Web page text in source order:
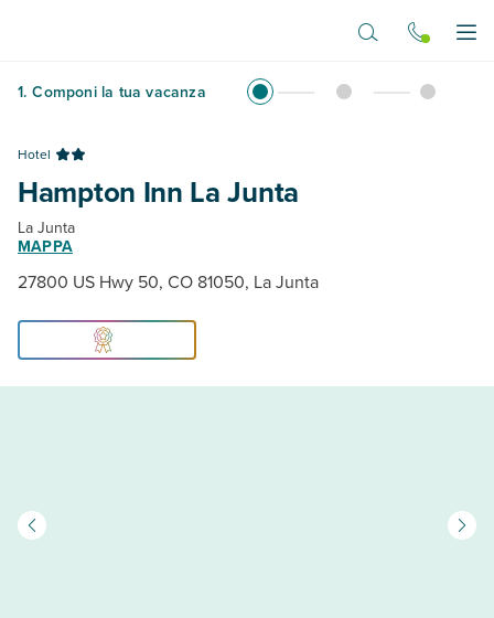
1. Componi la tua vacanza
Hotel
Hampton Inn La Junta
La Junta
MAPPA
27800 US Hwy 50, CO 81050, La Junta